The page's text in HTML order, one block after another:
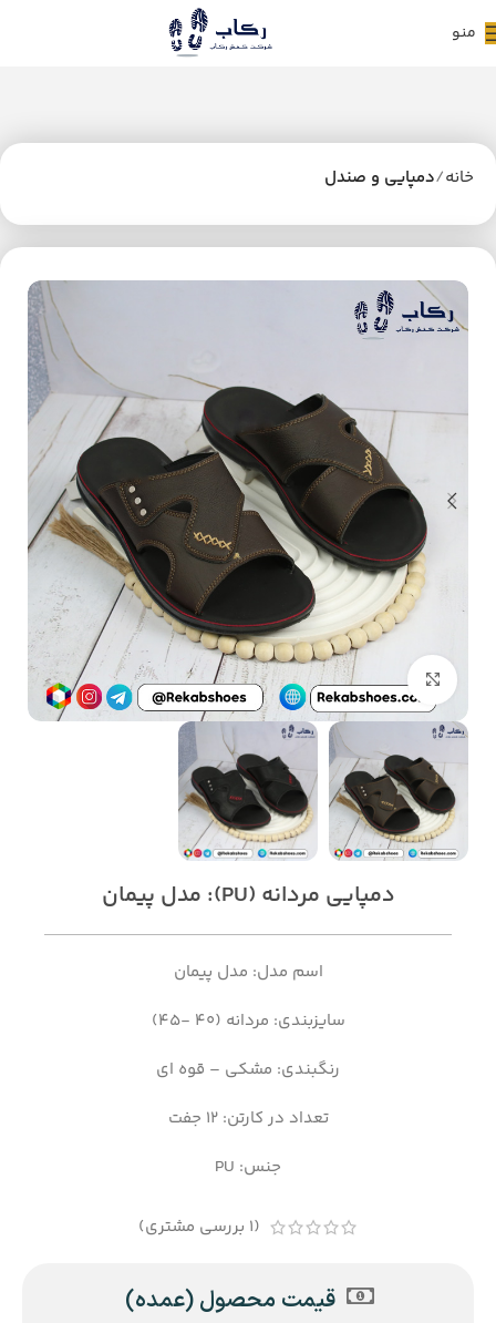
منو
خانه دمپایی و صندل
دمپایی مردانه (PU): مدل پیمان
اسم مدل: مدل پیمان
سایزبندی: مردانه (40 -45)
رنگبندی: مشکی – قوه ای
تعداد در کارتن: 12 جفت
جنس: PU
(
1 بررسی مشتری)
قیمت محصول (عمده)
بزرگنمایی تصویر